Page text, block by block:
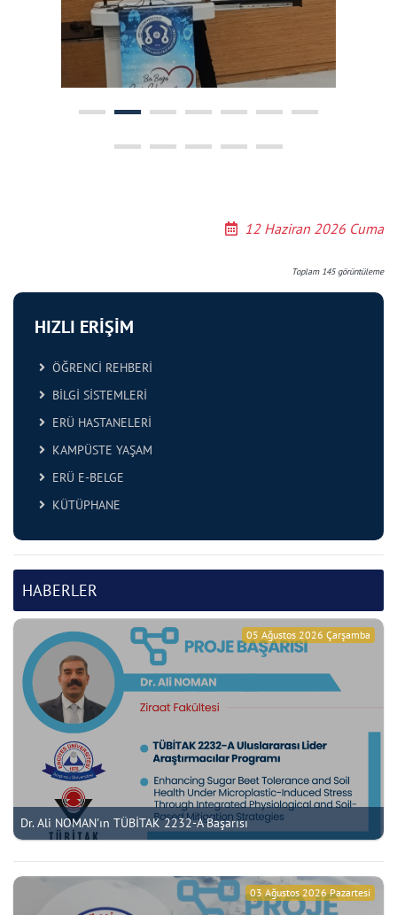
HIZLI ERİŞİM
ÖĞRENCİ REHBERİ
BİLGİ SİSTEMLERİ
ERÜ HASTANELERİ
KAMPÜSTE YAŞAM
ERÜ E-BELGE
KÜTÜPHANE
HABERLER
Dr. Ali NOMAN'ın TÜBİTAK 2232-A Başarısı
05 Ağustos 2026 Çarşamba
03 Ağustos 2026 Pazartesi
12 Haziran 2026 Cuma
Toplam 145görüntüleme